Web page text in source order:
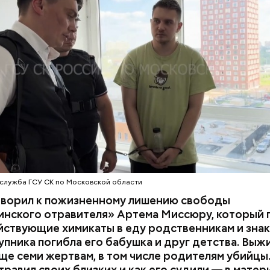
ГСУ СК по Московской области
к пожизненному лишению свободы
отравителя» Артема Миссюру, который
химикаты в еду родственникам и
погибла его бабушка и друг детства.
семи жертвам, в том числе родителям
на экспертизу. В них специалисты обнаружили
химикат дихлорэтан, который не мог
случайно. То же самое вещество нашли в
квартиры пострадавших.
КОМИТЕТ
ЭКСПЕРТИЗЫ